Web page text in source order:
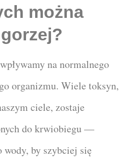
można
na normalnego
organizmu. Wiele toksyn,
ciele, zostaje
do krwiobiegu —
by szybciej się